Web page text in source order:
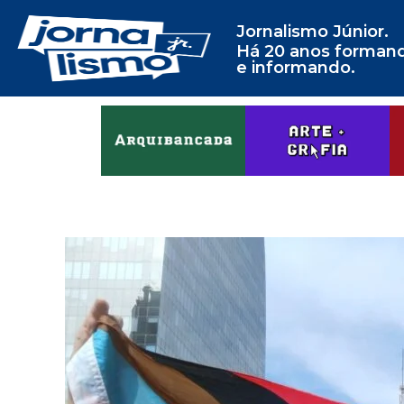
Jornalismo Júnior.
Há 20 anos
e informando.